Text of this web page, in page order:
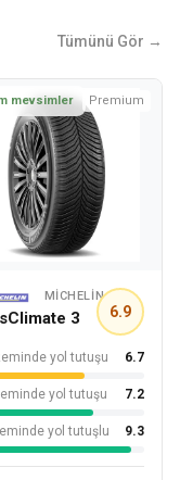
Tümünü Gör →
mevsimler Premium
MICHELIN
3 6.9
yol tutuşu 6.7
yol tutuşu 7.2
yol tutuşlu 9.3